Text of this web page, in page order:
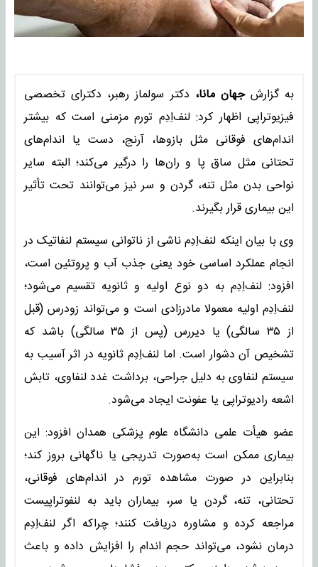
به گزارش جهان مانا، دکتر سولماز رهبر، دکترای تخصصی
فیزیوتراپی اظهار کرد: لنف‌اِدِم تورم مزمنی است که بیشتر
اندام‌های فوقانی مثل بازوها، آرنج، دست یا اندام‌های
تحتانی مثل ساق پا و ران‌ها را درگیر می‌کند؛ البته سایر
نواحی بدن مثل تنه، گردن و سر نیز می‌توانند تحت تأثیر
این بیماری قرار بگیرند.
وی با بیان اینکه لنف‌اِدِم ناشی از ناتوانی سیستم لنفاتیک در
انجام عملکرد اساسی خود یعنی جذب آب و پروتئین است،
افزود: لنف‌اِدِم به دو نوع اولیه و ثانویه تقسیم می‌شود؛
لنف‌اِدِم اولیه معمولا مادرزادی است و می‌تواند زودرس (قبل
از ۳۵ سالگی) یا دیررس (پس از ۳۵ سالگی) باشد که
تشخیص آن دشوار است. اما لنف‌اِدِم ثانویه در اثر آسیب به
سیستم لنفاوی به دلیل جراحی، برداشت غدد لنفاوی، تابش
اشعه رادیوتراپی یا عفونت ایجاد می‌شود.
عضو هیأت علمی دانشگاه علوم پزشکی همدان افزود: این
بیماری ممکن است به‌صورت تدریجی یا ناگهانی بروز کند؛
بنابراین در صورت مشاهده تورم در اندام‌های فوقانی،
تحتانی، تنه، گردن یا سر، بیماران باید به لنفوتراپیست
مراجعه کرده و مشاوره دریافت کنند؛ چراکه اگر لنف‌اِدِم
درمان نشود، می‌تواند حجم اندام را افزایش داده و باعث